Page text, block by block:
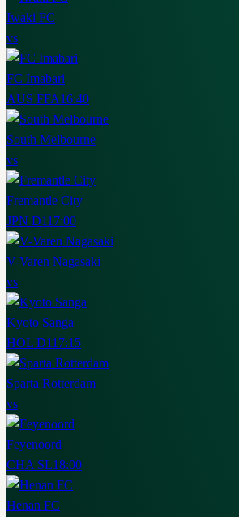
Iwaki FC
vs
FC Imabari
AUS FFA16:40
South Melbourne
vs
Fremantle City
JPN D117:00
V-Varen Nagasaki
vs
Kyoto Sanga
HOL D117:15
Sparta Rotterdam
vs
Feyenoord
CHA SL18:00
Henan FC